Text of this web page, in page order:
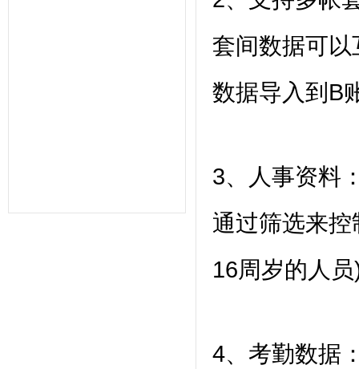
套间数据可
数据导入到B
3、人事资料
通过筛选来
16周岁的人
4、考勤数据